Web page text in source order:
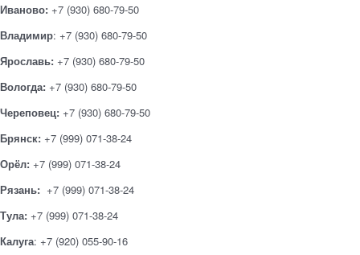
Иваново: +7 (930) 680-79-50
Владимир: +7 (930) 680-79-50
Ярославь: +7 (930) 680-79-50
Вологда: +7 (930) 680-79-50
Череповец: +7 (930) 680-79-50
Брянск: +7 (999) 071-38-24
Орёл: +7 (999) 071-38-24
Рязань: +7 (999) 071-38-24
Тула: +7 (999) 071-38-24
Калуга: +7 (920) 055-90-16